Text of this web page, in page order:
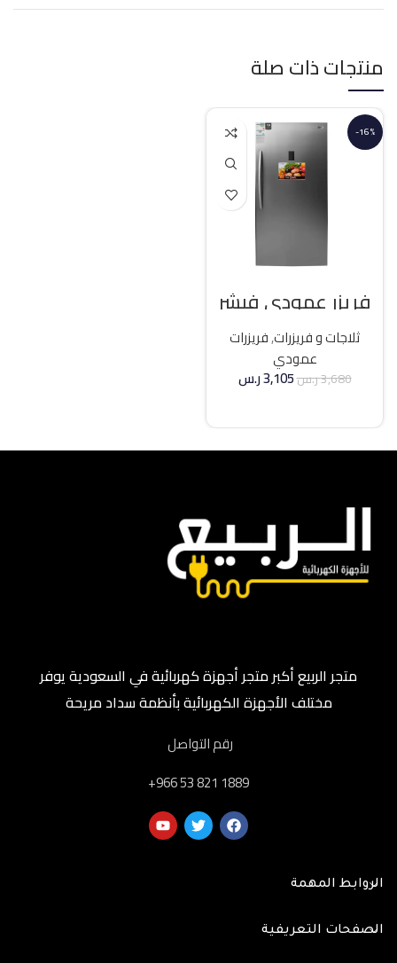
منتجات ذات صلة
-16%
فريزر عمودي فيشر
21 قدم انفرتر – فضي
ثلاجات و فريزرات,فريزرات
عمودي
3,680ر.س3,105ر.س
متجر الربيع أكبر متجر أجهزة كهربائية في السعودية يوفر
مختلف الأجهزة الكهربائية بأنظمة سداد مريحة
رقم التواصل
‎+966 53 821 1889
الروابط المهمة
الصفحات التعريفية